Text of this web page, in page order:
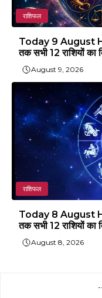
राशिफल
Today 9 August
तक सभी 12 राशियों का
August 9, 2026
राशिफल
Today 8 August
तक सभी 12 राशियों का
August 8, 2026